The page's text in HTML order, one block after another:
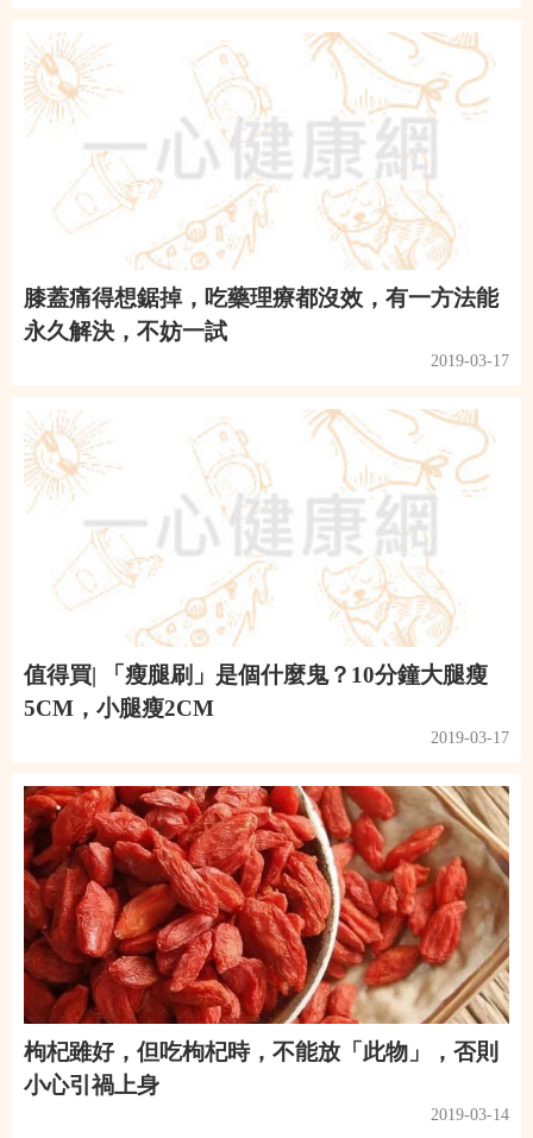
膝蓋痛得想鋸掉，吃藥理療都沒效，有一方法能
永久解決，不妨一試
2019-03-17
值得買| 「瘦腿刷」是個什麼鬼？10分鐘大腿瘦
5CM，小腿瘦2CM
2019-03-17
枸杞雖好，但吃枸杞時，不能放「此物」，否則
小心引禍上身
2019-03-14